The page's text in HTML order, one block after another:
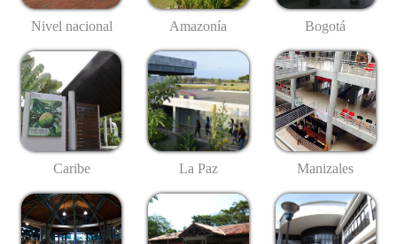
Nivel nacional Amazonía Bogotá
Caribe La Paz Manizales